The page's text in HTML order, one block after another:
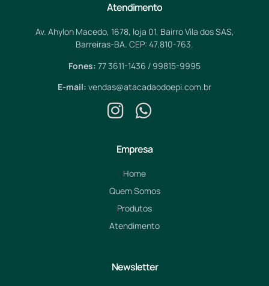
Atendimento
Av. Ahylon Macedo, 1678, loja 01, Bairro Vila dos SAS,
Barreiras-BA. CEP: 47.810-763.
Fones: 77 3611-1436 / 99815-9995
E-mail: vendas@atacadaodoepi.com.br
Empresa
Home
Quem Somos
Produtos
Atendimento
Newsletter